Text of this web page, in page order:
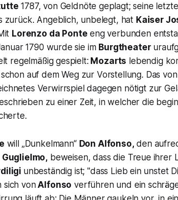
1787, von Geldnöte geplagt; seine
zurück. Angeblich, unbelegt, hat Kaiser
Lorenzo da Ponte eng verbunden
1790 wurde sie im Burgtheater
regelmäßig gespielt: Mozarts lebendig
auf dem Weg zur Vorstellung. Das
Verwirrspiel dagegen nötigt zur
zu einer Zeit, in welcher die
will „Dunkelmann“ Don Alfonso,den
Guglielmo, beweisen, dass die Treue ihrer
unbeständig ist; "dass Lieb ein unstet
sich vonAlfonso verführen und ein